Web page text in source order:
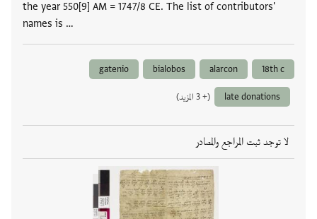
the year 550[9] AM = 1747/8 CE. The list of contributors'
names is …
18th c
alarcon
bialobos
gatenio
late donations (+ 3 المزيد)
لا توجد ثبت المراجع والمصادر